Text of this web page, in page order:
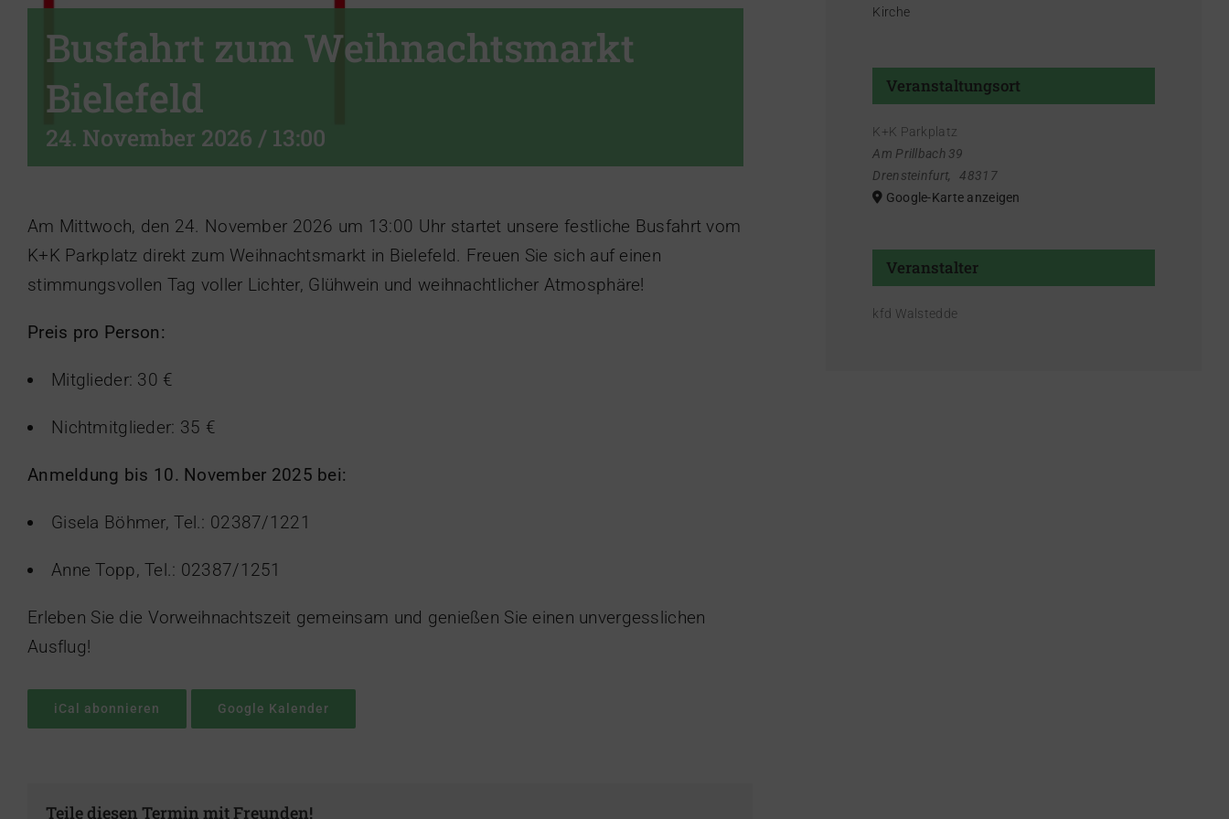
Busfahrt zum Weihnachtsmarkt
Bielefeld
24. November 2026 / 13:00
Am Mittwoch, den 24. November 2026 um 13:00 Uhr startet unsere festliche Busfahrt vom
K+K Parkplatz direkt zum Weihnachtsmarkt in Bielefeld. Freuen Sie sich auf einen
stimmungsvollen Tag voller Lichter, Glühwein und weihnachtlicher Atmosphäre!
Preis pro Person:
Mitglieder: 30 €
Nichtmitglieder: 35 €
Anmeldung bis 10. November 2025 bei:
Gisela Böhmer, Tel.: 02387/1221
Anne Topp, Tel.: 02387/1251
Erleben Sie die Vorweihnachtszeit gemeinsam und genießen Sie einen unvergesslichen
Ausflug!
iCal abonnieren Google Kalender
Teile diesen Termin mit Freunden!
Kirche
Veranstaltungsort
K+K Parkplatz
Am Prillbach 39
Drensteinfurt,
48317
Google-Karte anzeigen
Veranstalter
kfd Walstedde